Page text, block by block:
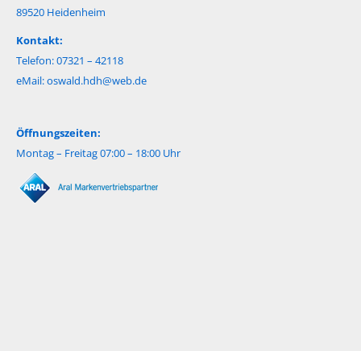
89520 Heidenheim
Kontakt:
Telefon: 07321 – 42118
eMail:oswald.hdh@web.de
Öffnungszeiten:
Montag – Freitag 07:00 – 18:00 Uhr